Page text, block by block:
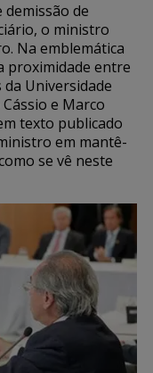
de
o ministro
Na emblemática
proximidade entre
Universidade
Cássio e Marco
texto publicado
em mantê-
se vê neste